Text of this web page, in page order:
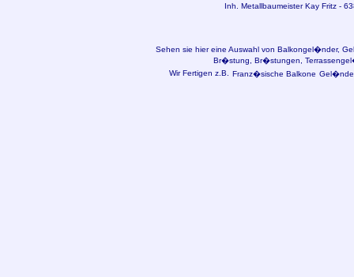
Inh. Metallbaumeister Kay Fritz -
Sehen sie hier eine Auswahl von Balkongel�nder,
Br�stung, Br�stungen,
Wir Fertigen z.B.
Franz�sische Balkone